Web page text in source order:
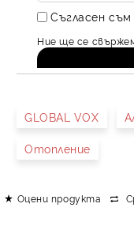
Съгласен съм
Ние ще се
GLOBAL VOX
Отопление
Оцени продукта